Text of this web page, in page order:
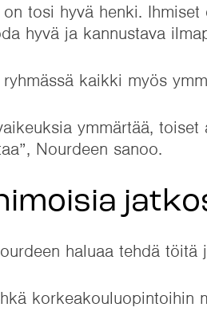
on tosi hyvä henki.
hyvä ja kannustava
kaikki myös
ymmärtää,
Nourdeen sanoo.
haluaa tehdä töitä
korkeakouluopintoihin